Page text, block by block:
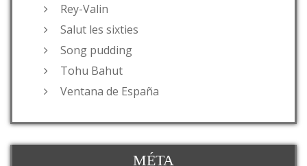
Rey-Valin
Salut les sixties
Song pudding
Tohu Bahut
Ventana de España
MÉTA